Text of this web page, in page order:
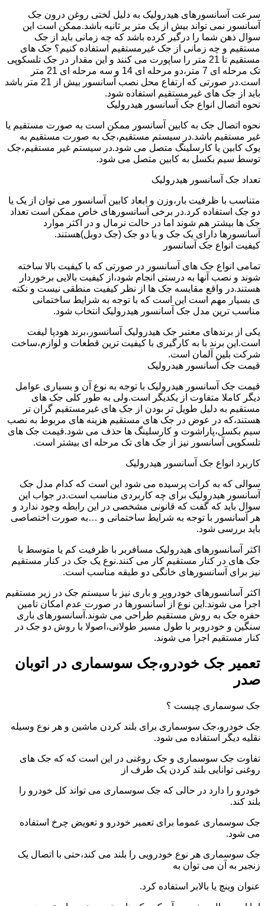
سرعت آسانسورهای هیدرولیک به دلیل لختی روغن درون جک
آسانسور نمی تواند بیش از یک متر بر ثانیه باشد.ممکن است این
سوال ذهن شما را درگیر کرده باشد که چه زمانی باید از جک
مستقیم و چه زمانی از جک غیرمستقیم استفاده کنیم؟ جک های
مستقیم تا 21 متر را ساپورت می کنند و این مقدار در جک تلسکوپی
تک مرحله ای 7 متر،دو مرحله ای 14 و سه مرحله ای 21 متر
است.در صورتی که ارتفاع محل نصب آسانسور بیش از 21 متر باشد
باید از جک های غیرمستقیم استفاده شود.
نحوه اتصال انواع جک آسانسور هیدرولیک
نحوه اتصال جک به کابین آسانسور ممکن است به صورت مستقیم یا
غیر مستقیم باشد.در سیستم مستقیم،جک به صورت مستقیم به
یوک کابین یا کارسلینگ متصل می شود.در سیستم غیر مستقیم،جک
توسط سیم بکسل به کابین متصل می شود.
تعداد جک آسانسور هیدرولیک
متناسب با ظرفیت بار،وزن و ابعاد کابین آسانسور می توان از یک یا
دو جک استفاده کرد.در برخی آسانسورهای خاص ممکن است تعداد
جک ها بیشتر هم شوند اما در حالت نرمال و در اکثر موارد
آسانسورها دارای یک جک و یا دو جک (جک دوبل)هستند.
کیفیت انواع جک آسانسور
تمامی انواع جک های آسانسور در صورتی که با کیفیت بالا ساخته
شوند و نصب آنها به درستی انجام شود،از کیفیت بالایی برخوردار
هستند.در واقع مقایسه جک ها از نظر کیفیت منطقی نیست و نکته
ی بسیار مهم است این است که با توجه به شرایط ساختمانی
مناسب ترین مدل جک آسانسور هیدرولیک انتخاب شود.
یکی از برندهای معتبر جک هیدرولیک آسانسور،برند هودپا لیفت
است.این برند با به کارگیری با کیفیت ترین قطعات و لوازم،ساخت
شرکت بلین آلمان است.
قیمت جک آسانسور هیدرولیک
قیمت جک آسانسور هیدرولیک با توجه به نوع آن و بسیاری عوامل
دیگر کاملا متفاوت از یکدیگر است.ولی به طور کلی جک های
مستقیم به دلیل طویل تر بودن از جک های غیرمستقیم گران تر
هستند،که در عوض در جک های مستقیم هزینه های مربوط به نصب
سیم بکسل،پاراشوت و کارسلینگ ها حذف می شود.قیمت جک های
تلسکوپی آسانسور نیز از جک های تک مرحله ای بیشتر است.
کاربرد انواع جک آسانسور هیدرولیک
سوالی که به کرات پرسیده می شود این است که کدام مدل جک
آسانسور هیدرولیک برای چه کاربردی مناسب است.در جواب این
سوال باید که گفت که قانونی مشخصی در این رابطه وجود ندارد و
هر آسانسور با توجه به شرایط ساختمانی و …به صورت اختصاصی
باید بررسی شود.
اکثر آسانسورهای هیدرولیک مسافربر با ظرفیت کم یا متوسط با
جک های در کنار مستقیم کار می کنند.نوع یک جک در کنار مستقیم
نیز برای آسانسورهای خانگی دو طبقه مناسب است.
اکثر آسانسورهای خودروبر و باری نیز با سیستم جک در زیر مستقیم
اجرا می شوند.این نوع از آسانسورها در صورت عدم امکان تامین
حفره جک به روش مستقیم طراحی می شوند.آسانسورهای باری
سنگین و خودروبر با طول مسیر طولانی،اصولا با روش دو جک در
کنار مستقیم اجرا می شوند.
تعمیر جک خودرو،جک سوسماری در اتوبان
صدر
جک سوسماری چیست ؟
جک خودرو،جک سوسماری برای بلند کردن ماشین و هر نوع وسیله
نقلیه دیگر استفاده می شود.
تفاوت جک سوسماری و جک روغنی در این است که که جک های
روغنی توانایی بلند کردن یک طرف از
خودرو را دارد در حالی که جک سوسماری می تواند کل خودرو را
بلند کند.
جک سوسماری عموما برای تعمیر خودرو و تعویض چرخ استفاده
می شود.
جک سوسماری هر نوع خودرویی را بلند می کند،حتی با اتصال یک
زنجیر به آن می توان به
عنوان وینچ یا بالابر استفاده کرد.